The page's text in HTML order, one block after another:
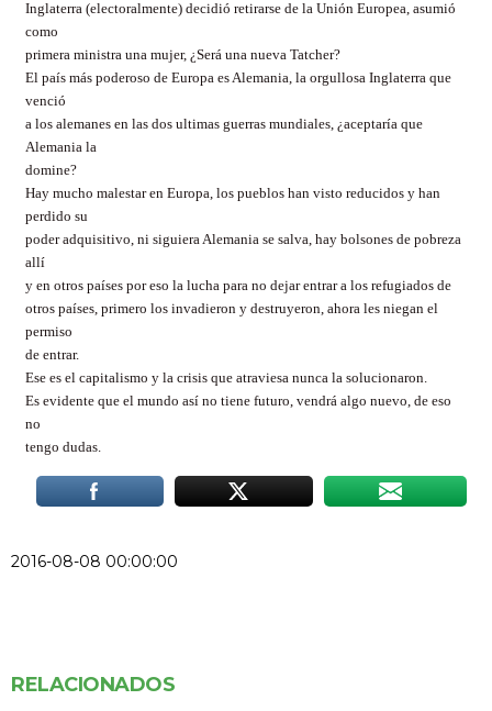
Inglaterra (electoralmente) decidió retirarse de la Unión Europea, asumió
como
primera ministra una mujer, ¿Será una nueva Tatcher?
El país más poderoso de Europa es Alemania, la orgullosa Inglaterra que
venció
a los alemanes en las dos ultimas guerras mundiales, ¿aceptaría que
Alemania la
domine?
Hay mucho malestar en Europa, los pueblos han visto reducidos y han
perdido su
poder adquisitivo, ni siguiera Alemania se salva, hay bolsones de pobreza
allí
y en otros países por eso la lucha para no dejar entrar a los refugiados de
otros países, primero los invadieron y destruyeron, ahora les niegan el
permiso
de entrar.
Ese es el capitalismo y la crisis que atraviesa nunca la solucionaron.
Es evidente que el mundo así no tiene futuro, vendrá algo nuevo, de eso
no
tengo dudas.
2016-08-08 00:00:00
RELACIONADOS